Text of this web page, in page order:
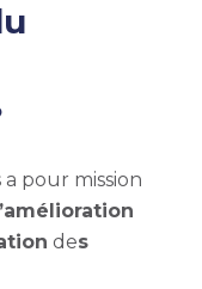
pour mission
des